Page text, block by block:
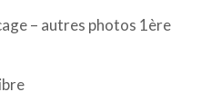
– autres photos 1ère